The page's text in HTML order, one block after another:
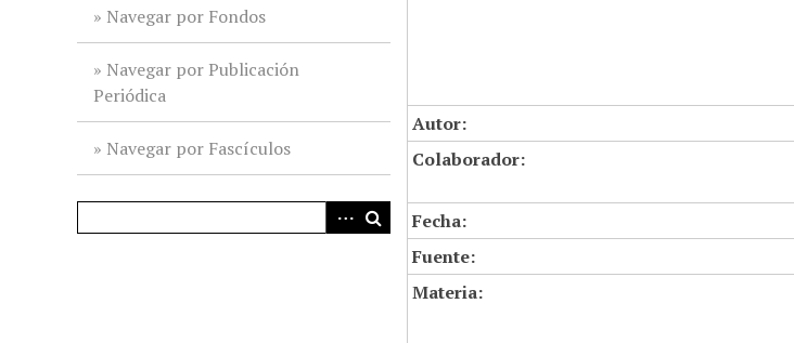
Navegar por Fondos
Navegar por Publicación
Periódica
Navegar por Fascículos
Autor:
Colaborador:
Fecha:
Fuente:
Materia: